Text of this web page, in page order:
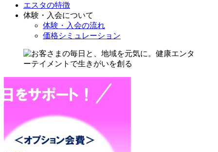
エスタの特徴
体験・入会について
体験・入会の流れ
価格シミュレーション